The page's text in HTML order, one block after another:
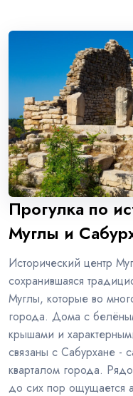
Прогулка по
Муглы и
Исторический центр
сохранившаяся
Муглы, которые во
города. Дома с
крышами и
связаны с Сабурхане -
кварталом города.
до сих пор ощущается